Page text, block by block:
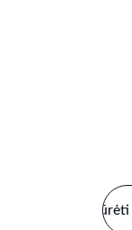
Žiūrėti